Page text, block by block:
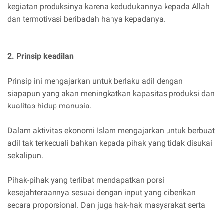
kegiatan produksinya karena kedudukannya kepada Allah
dan termotivasi beribadah hanya kepadanya.
2. Prinsip keadilan
Prinsip ini mengajarkan untuk berlaku adil dengan
siapapun yang akan meningkatkan kapasitas produksi dan
kualitas hidup manusia.
Dalam aktivitas ekonomi Islam mengajarkan untuk berbuat
adil tak terkecuali bahkan kepada pihak yang tidak disukai
sekalipun.
Pihak-pihak yang terlibat mendapatkan porsi
kesejahteraannya sesuai dengan input yang diberikan
secara proporsional. Dan juga hak-hak masyarakat serta